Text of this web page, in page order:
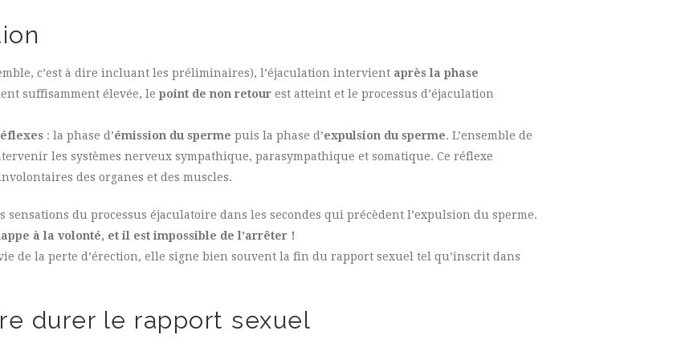
c’est à dire incluant les préliminaires), l’éjaculation intervient après la phase
suffisamment élevée, le point de non retour est atteint et le processus d’éjaculation
: la phase d’émission du sperme puis la phase d’expulsion du sperme. L’ensemble de
les systèmes nerveux sympathique, parasympathique et somatique. Ce réflexe
des organes et des muscles.
sensations du processus éjaculatoire dans les secondes qui précèdent l’expulsion du sperme.
à la volonté, et il est impossible de l’arrêter !
de la perte d’érection, elle signe bien souvent la fin du rapport sexuel tel qu’inscrit dans
durer le rapport sexuel